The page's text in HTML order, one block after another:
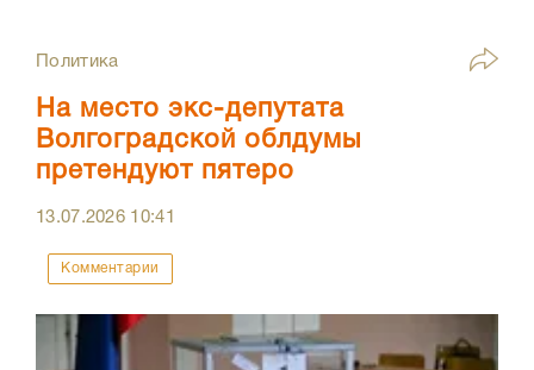
Политика
На место экс-депутата
Волгоградской облдумы
претендуют пятеро
13.07.2026 10:41
Комментарии